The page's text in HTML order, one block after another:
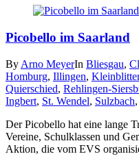
Picobello im Saarland
By Arno MeyerIn Bliesgau,
Homburg, Illingen,
Quierschied, Rehlingen-
Ingbert, St. Wendel, Sulzbach,
Der Picobello hat eine lange
Vereine, Schulklassen und
Aktion, die vom EVS